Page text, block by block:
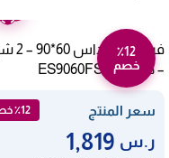
٪12
خصم
فرن غاز
– ديجيتالES9060FSH
سعر المنتج ٪12 خصم
ر.س